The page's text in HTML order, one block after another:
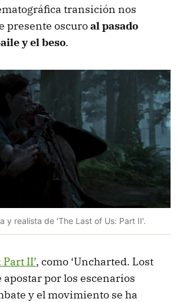
transición nos
presente oscuroal pasado
y el beso.
y realista de 'The Last of Us: Part II'.
Part II’, como ‘Uncharted. Lost
apostar por los escenarios
y el movimiento se ha